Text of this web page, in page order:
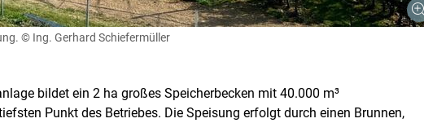
© Ing. Gerhard Schiefermüller
bildet ein 2 ha großes Speicherbecken mit 40.000 m³
Punkt des Betriebes. Die Speisung erfolgt durch einen Brunnen,